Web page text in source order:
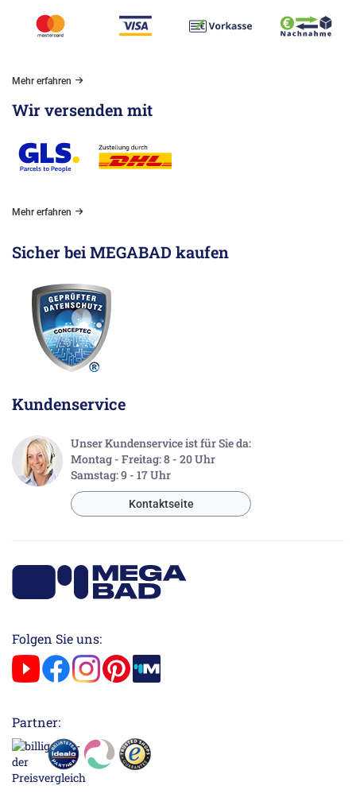
Mehr erfahren
Wir versenden mit
Mehr erfahren
Sicher bei MEGABAD kaufen
Kundenservice
Unser Kundenservice ist für Sie da:
Montag - Freitag: 8 - 20 Uhr
Samstag: 9 - 17 Uhr
Kontaktseite
Folgen Sie uns:
Partner: